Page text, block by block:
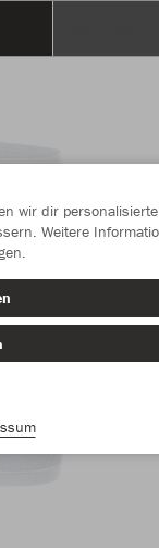
wir dir personalisierte
Weitere